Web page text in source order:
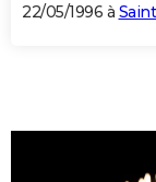
22/05/1996 à